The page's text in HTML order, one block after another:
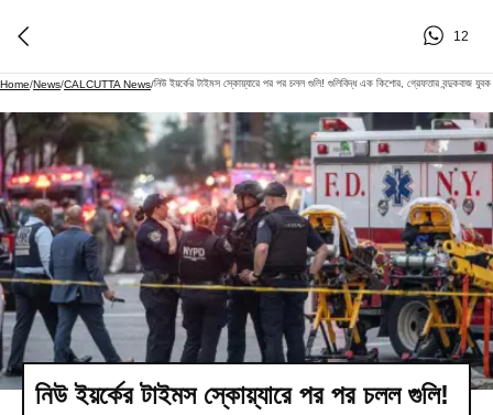
12
Home/News/CALCUTTA News/নিউ ইয়র্কের টাইমস স্কোয়্যারে পর পর চলল গুলি! গুলিবিদ্ধ এক কিশোর, গ্রেফতার বন্দুকবাজ যুবক
নিউ ইয়র্কের টাইমস স্কোয়্যারে পর পর চলল গুলি!